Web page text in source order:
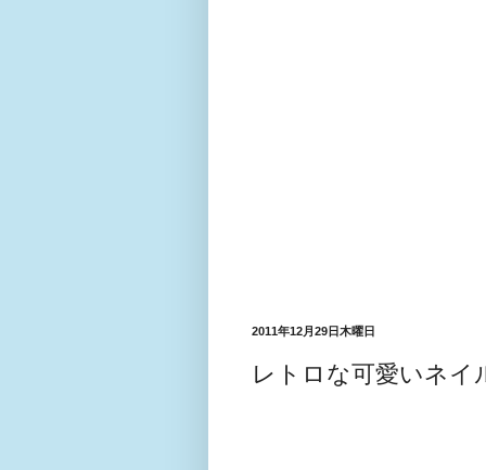
2011年12月29日木曜日
レトロな可愛いネイ